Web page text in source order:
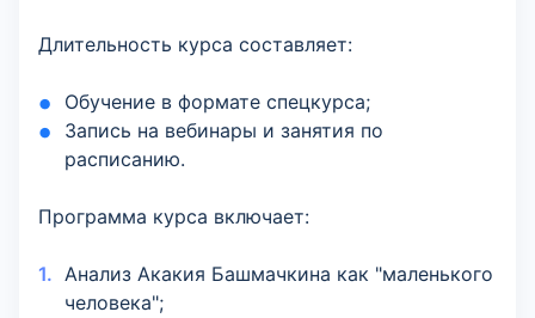
Длительность курса составляет:
Обучение в формате спецкурса;
Запись на вебинары и занятия по
расписанию.
Программа курса включает:
Анализ Акакия Башмачкина как "маленького
человека";